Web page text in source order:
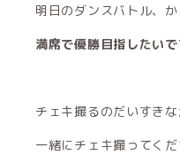
明日のダンスバトル、
満席で優勝目指したいで
チェキ撮るのだいすき
一緒にチェキ撮ってく